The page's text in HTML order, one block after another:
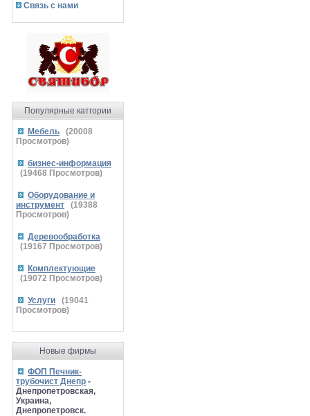
Связь с нами
Популярные катгории
Мебель (20008
Просмотров)
бизнес-информация
(19468 Просмотров)
Оборудование и
инструмент
(19388
Просмотров)
Деревообработка
(19167 Просмотров)
Комплектующие
(19072 Просмотров)
Услуги (19041
Просмотров)
Новые фирмы
ФОП Печник-
трубочист Днепр -
Днепропетровская,
Украина,
Днепропетровск.